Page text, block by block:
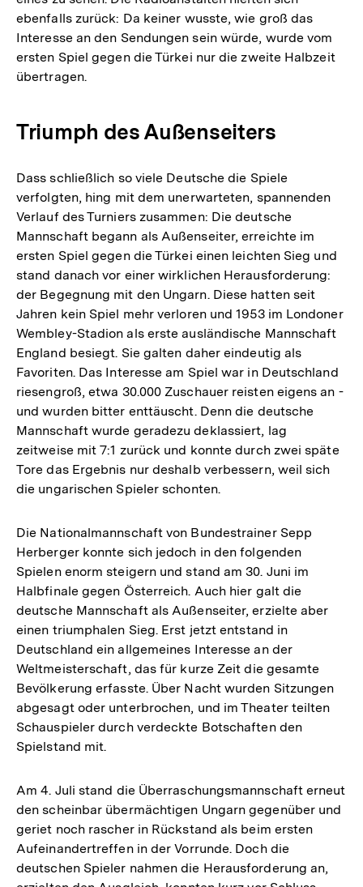
ebenfalls zurück: Da keiner wusste, wie groß das
Interesse an den Sendungen sein würde, wurde vom
ersten Spiel gegen die Türkei nur die zweite Halbzeit
übertragen.
Triumph des Außenseiters
Dass schließlich so viele Deutsche die Spiele
verfolgten, hing mit dem unerwarteten, spannenden
Verlauf des Turniers zusammen: Die deutsche
Mannschaft begann als Außenseiter, erreichte im
ersten Spiel gegen die Türkei einen leichten Sieg und
stand danach vor einer wirklichen Herausforderung:
der Begegnung mit den Ungarn. Diese hatten seit
Jahren kein Spiel mehr verloren und 1953 im Londoner
Wembley-Stadion als erste ausländische Mannschaft
England besiegt. Sie galten daher eindeutig als
Favoriten. Das Interesse am Spiel war in Deutschland
riesengroß, etwa 30.000 Zuschauer reisten eigens an -
und wurden bitter enttäuscht. Denn die deutsche
Mannschaft wurde geradezu deklassiert, lag
zeitweise mit 7:1 zurück und konnte durch zwei späte
Tore das Ergebnis nur deshalb verbessern, weil sich
die ungarischen Spieler schonten.
Die Nationalmannschaft von Bundestrainer Sepp
Herberger konnte sich jedoch in den folgenden
Spielen enorm steigern und stand am 30. Juni im
Halbfinale gegen Österreich. Auch hier galt die
deutsche Mannschaft als Außenseiter, erzielte aber
einen triumphalen Sieg. Erst jetzt entstand in
Deutschland ein allgemeines Interesse an der
Weltmeisterschaft, das für kurze Zeit die gesamte
Bevölkerung erfasste. Über Nacht wurden Sitzungen
abgesagt oder unterbrochen, und im Theater teilten
Schauspieler durch verdeckte Botschaften den
Spielstand mit.
Am 4. Juli stand die Überraschungsmannschaft erneut
den scheinbar übermächtigen Ungarn gegenüber und
geriet noch rascher in Rückstand als beim ersten
Aufeinandertreffen in der Vorrunde. Doch die
deutschen Spieler nahmen die Herausforderung an,